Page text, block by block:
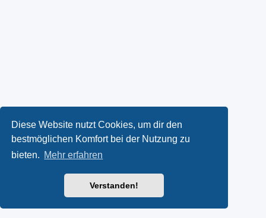
Diese Website nutzt Cookies, um dir den
bestmöglichen Komfort bei der Nutzung zu
bieten. Mehr erfahren
Verstanden!